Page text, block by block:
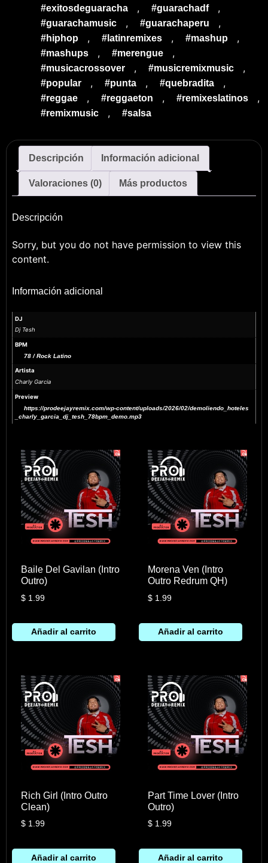
#exitosdeguaracha , #guarachadf ,
#guarachamusic , #guarachaperu ,
#hiphop , #latinremixes , #mashup ,
#mashups , #merengue ,
#musicacrossover , #musicremixmusic ,
#popular , #punta , #quebradita ,
#reggae , #reggaeton , #remixeslatinos ,
#remixmusic , #salsa
Descripción Información adicional
Valoraciones (0) Más productos
Descripción
Sorry, but you do not have permission to view this
content.
Información adicional
DJ
Dj Tesh
BPM
78 / Rock Latino
Artista
Charly Garcia
Preview
https://prodeejayremix.com/wp-content/uploads/2026/02/demoliendo_hoteles
_charly_garcia_dj_tesh_78bpm_demo.mp3
Baile Del Gavilan (Intro
Outro)
$1.99
Añadir al carrito
Morena Ven (Intro
Outro Redrum QH)
$ 1.99
Añadir al carrito
Rich Girl (Intro Outro
Clean)
$1.99
Añadir al carrito
Part Time Lover (Intro
Outro)
$ 1.99
Añadir al carrito